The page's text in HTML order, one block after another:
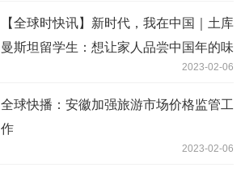
【全球时快讯】新时代，我在中国｜土库
曼斯坦留学生：想让家人品尝中国年的味
2023-02-06
全球快播：安徽加强旅游市场价格监管工
作
2023-02-06